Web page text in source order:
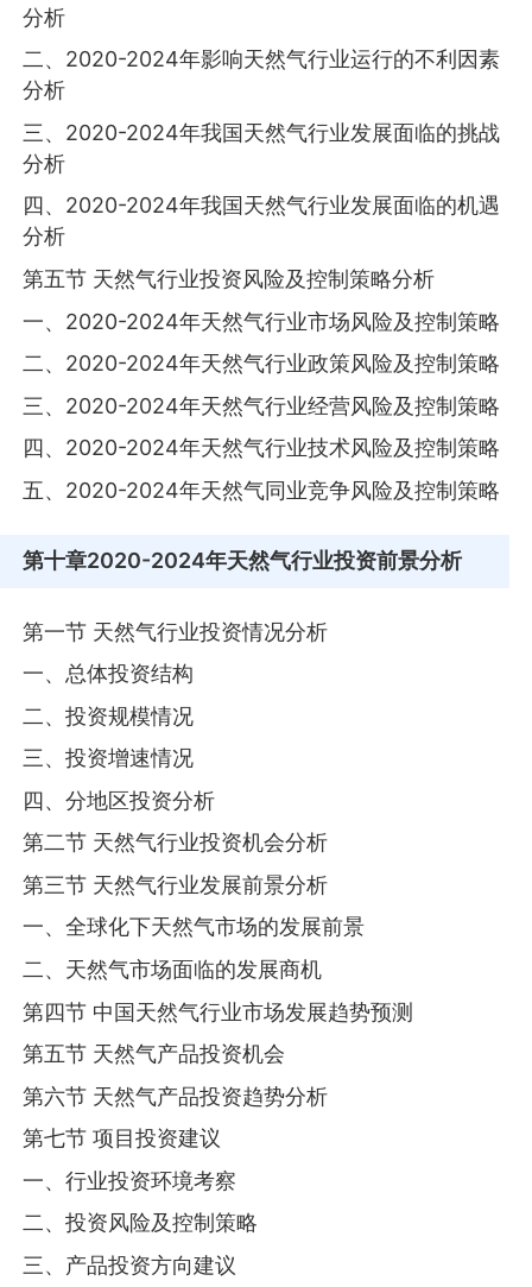
分析
二、2020-2024年影响天然气行业运行的不利因素
分析
三、2020-2024年我国天然气行业发展面临的挑战
分析
四、2020-2024年我国天然气行业发展面临的机遇
分析
第五节 天然气行业投资风险及控制策略分析
一、2020-2024年天然气行业市场风险及控制策略
二、2020-2024年天然气行业政策风险及控制策略
三、2020-2024年天然气行业经营风险及控制策略
四、2020-2024年天然气行业技术风险及控制策略
五、2020-2024年天然气同业竞争风险及控制策略
第十章2020-2024年天然气行业投资前景分析
第一节 天然气行业投资情况分析
一、总体投资结构
二、投资规模情况
三、投资增速情况
四、分地区投资分析
第二节 天然气行业投资机会分析
第三节 天然气行业发展前景分析
一、全球化下天然气市场的发展前景
二、天然气市场面临的发展商机
第四节 中国天然气行业市场发展趋势预测
第五节 天然气产品投资机会
第六节 天然气产品投资趋势分析
第七节 项目投资建议
一、行业投资环境考察
二、投资风险及控制策略
三、产品投资方向建议